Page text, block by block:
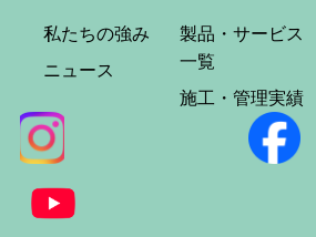
私たちの強み
ニュース
製品・サービス
一覧
施工・管理実績